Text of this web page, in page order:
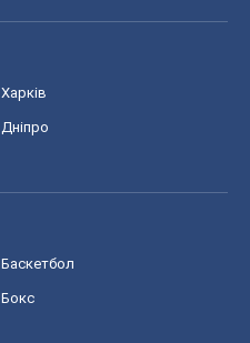
Харків
Дніпро
Баскетбол
Бокс